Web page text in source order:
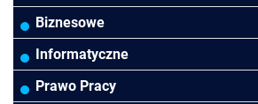
Finanse
Controlling
Rady Nadzorcze/Zarząd
Budowlana/Deweloperska
HoReCa
TSL
Rachunkowość budżetowa
Kadry i płace
Prawo
Biznesowe
Przywództwo/Zarządzanie
Zarządzanie projektami/Procesami
Informatyczne
MS Excel/Makra/VBA
Prawo Pracy